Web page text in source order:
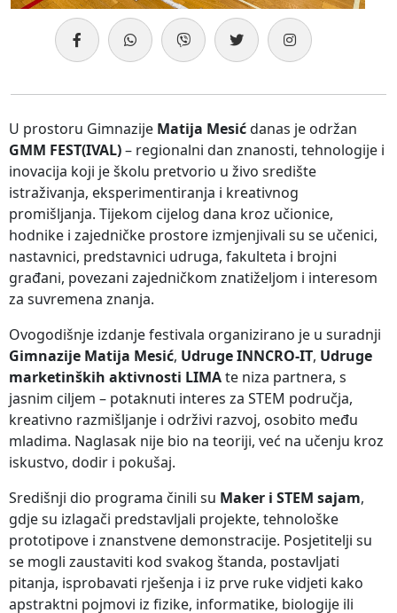
U prostoru Gimnazije Matija Mesićdanas je održan
GMM FEST(IVAL)– regionalni dan znanosti, tehnologije i
inovacija koji je školu pretvorio u živo središte
istraživanja, eksperimentiranja i kreativnog
promišljanja. Tijekom cijelog dana kroz učionice,
hodnike i zajedničke prostore izmjenjivali su se učenici,
nastavnici, predstavnici udruga, fakulteta i brojni
građani, povezani zajedničkom znatiželjom i interesom
za suvremena znanja.
Ovogodišnje izdanje festivala organizirano je u suradnji
Gimnazije Matija Mesić, Udruge INNCRO-IT, Udruge
marketinških aktivnosti LIMAte niza partnera, s
jasnim ciljem – potaknuti interes za STEM područja,
kreativno razmišljanje i održivi razvoj, osobito među
mladima. Naglasak nije bio na teoriji, već na učenju kroz
iskustvo, dodir i pokušaj.
Središnji dio programa činili su Maker i STEM sajam,
gdje su izlagači predstavljali projekte, tehnološke
prototipove i znanstvene demonstracije. Posjetitelji su
se mogli zaustaviti kod svakog štanda, postavljati
pitanja, isprobavati rješenja i iz prve ruke vidjeti kako
apstraktni pojmovi iz fizike, informatike, biologije ili